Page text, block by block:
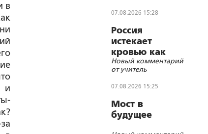
в
и
07.08.2026 15:28
Россия
истекает
кровью как
жертвенное
животное?
Новый комментарий
от учитель
07.08.2026 15:25
Мост в
будущее